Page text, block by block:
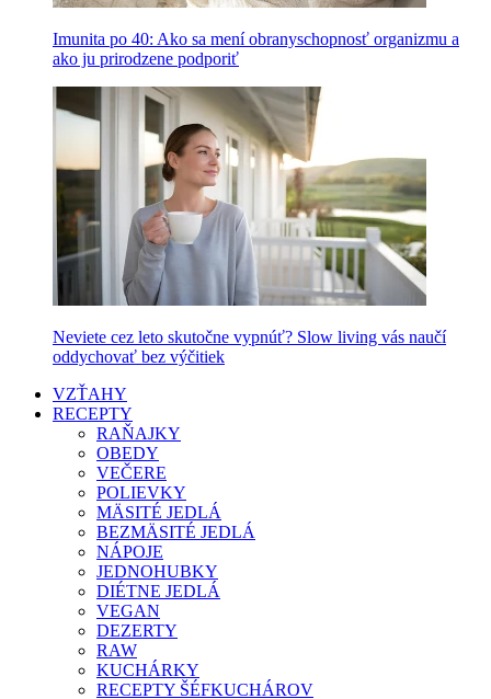
Imunita po 40: Ako sa mení obranyschopnosť organizmu a
ako ju prirodzene podporiť
Neviete cez leto skutočne vypnúť? Slow living vás naučí
oddychovať bez výčitiek
VZŤAHY
RECEPTY
RAŇAJKY
OBEDY
VEČERE
POLIEVKY
MÄSITÉ JEDLÁ
BEZMÄSITÉ JEDLÁ
NÁPOJE
JEDNOHUBKY
DIÉTNE JEDLÁ
VEGAN
DEZERTY
RAW
KUCHÁRKY
RECEPTY ŠÉFKUCHÁROV